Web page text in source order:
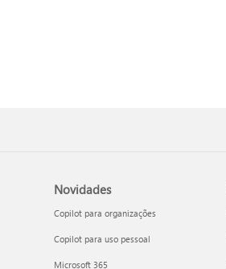
Novidades
Copilot para organizações
Copilot para uso pessoal
Microsoft 365